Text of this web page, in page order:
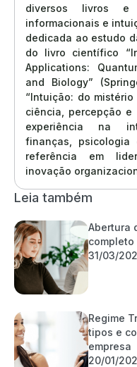
diversos livros e
informacionais e
dedicada ao estudo
do livro científico
Applications:
and Biology”
“Intuição: do
ciência, percepção e
experiência na
finanças, psicologia
referência em
inovação
Leia também
Abertura
completo
31/03/
Regime
tipos e
empresa
20/01/